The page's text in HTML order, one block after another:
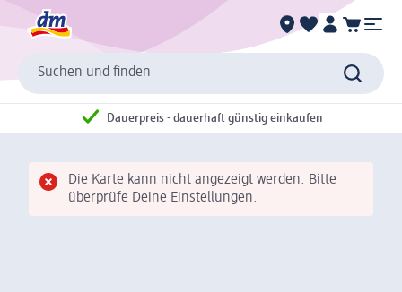
Suchen und finden
Dauerpreis - dauerhaft günstig einkaufen
Die Karte kann nicht angezeigt werden. Bitte
überprüfe Deine Einstellungen.